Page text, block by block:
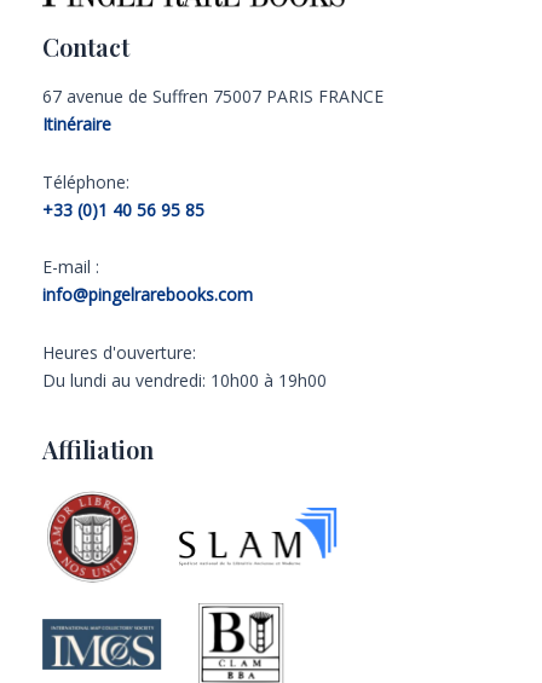
Contact
67 avenue de Suffren 75007 PARIS FRANCE
Itinéraire
Téléphone:
+33 (0)1 40 56 95 85
E-mail :
info@pingelrarebooks.com
Heures d'ouverture:
Du lundi au vendredi: 10h00 à 19h00
Affiliation